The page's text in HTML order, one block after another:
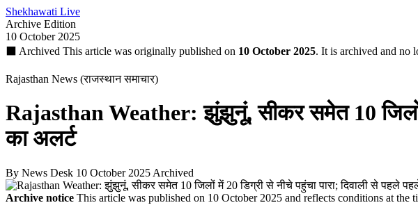
Shekhawati Live
Archive Edition
10 October 2025
⬛ Archived This article was originally published on 10 October 2025. It is archived and no
Rajasthan News (राजस्थान समाचार)
Rajasthan Weather: झुंझुनूं, सीकर समेत 10 जिलों
का अलर्ट
By News Desk 10 October 2025 Archived
Archive notice This article was published on 10 October 2025 and reflects conditions at